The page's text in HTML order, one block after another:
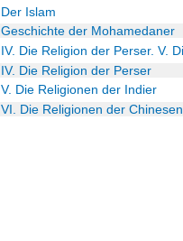
Der Islam
Geschichte der Mohamedaner
IV. Die Religion der Perser. V.
IV. Die Religion der Perser
V. Die Religionen der Indier
VI. Die Religionen der Chinesen